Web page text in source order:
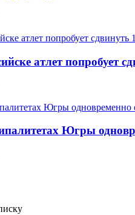
атлет попробует
Югры